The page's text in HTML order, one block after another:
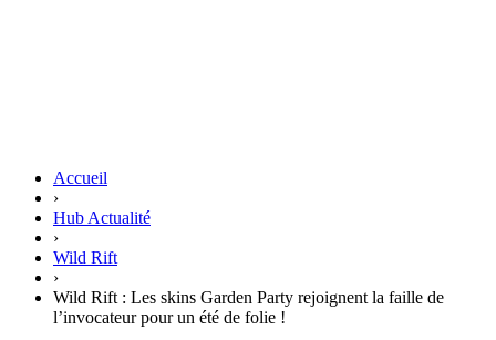
Accueil
›
Hub Actualité
›
Wild Rift
›
Wild Rift : Les skins Garden Party rejoignent la faille de
l’invocateur pour un été de folie !